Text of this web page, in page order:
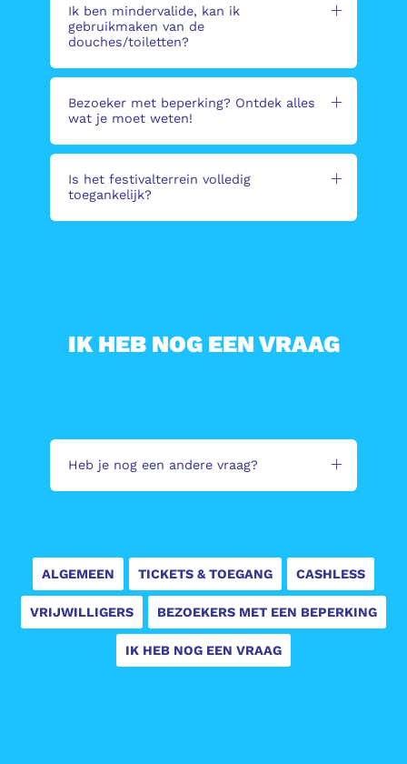
ALGEMEEN TICKETS & TOEGANG CASHLESS
VRIJWILLIGERS BEZOEKERS MET EEN BEPERKING
IK HEB NOG EEN VRAAG
Ik ben mindervalide, kan ik
gebruikmaken van de
douches/toiletten?
Bezoeker met beperking? Ontdek alles
wat je moet weten!
Is het festivalterrein volledig
toegankelijk?
IK HEB NOG EEN VRAAG
Heb je nog een andere vraag?